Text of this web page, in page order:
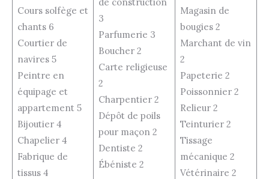
Cours solfège et
chants 6
Courtier de
navires 5
Peintre en
équipage et
appartement 5
Bijoutier 4
Chapelier 4
Fabrique de
tissus 4
3
Parfumerie 3
Boucher 2
Carte religieuse
2
Charpentier 2
Dépôt de poils
pour maçon 2
Dentiste 2
Ébéniste 2
Magasin de
bougies 2
Marchant de vin
2
Papeterie 2
Poissonnier 2
Relieur 2
Teinturier 2
Tissage
mécanique 2
Vétérinaire 2